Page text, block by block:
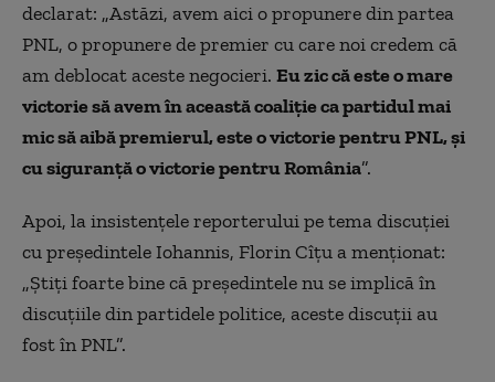
declarat: „Astăzi, avem aici o propunere din partea
PNL, o propunere de premier cu care noi credem că
am deblocat aceste negocieri. Eu zic că este o mare
victorie să avem în această coaliție ca partidul mai
mic să aibă premierul, este o victorie pentru PNL, și
cu siguranță o victorie pentru România”.
Apoi, la insistențele reporterului pe tema discuției
cu președintele Iohannis, Florin Cîțu a menționat:
„Știți foarte bine că președintele nu se implică în
discuțiile din partidele politice, aceste discuții au
fost în PNL”.